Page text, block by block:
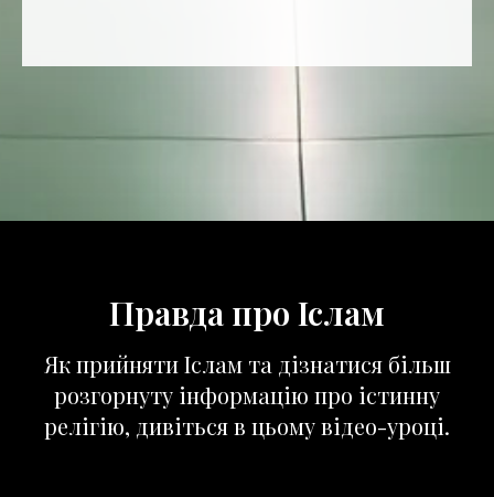
Правда про Іслам
Як прийняти Іслам та дізнатися більш
розгорнуту інформацію про істинну
релігію, дивіться в цьому відео-уроці.